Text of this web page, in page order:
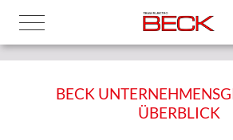
BECK
ÜBERBLICK